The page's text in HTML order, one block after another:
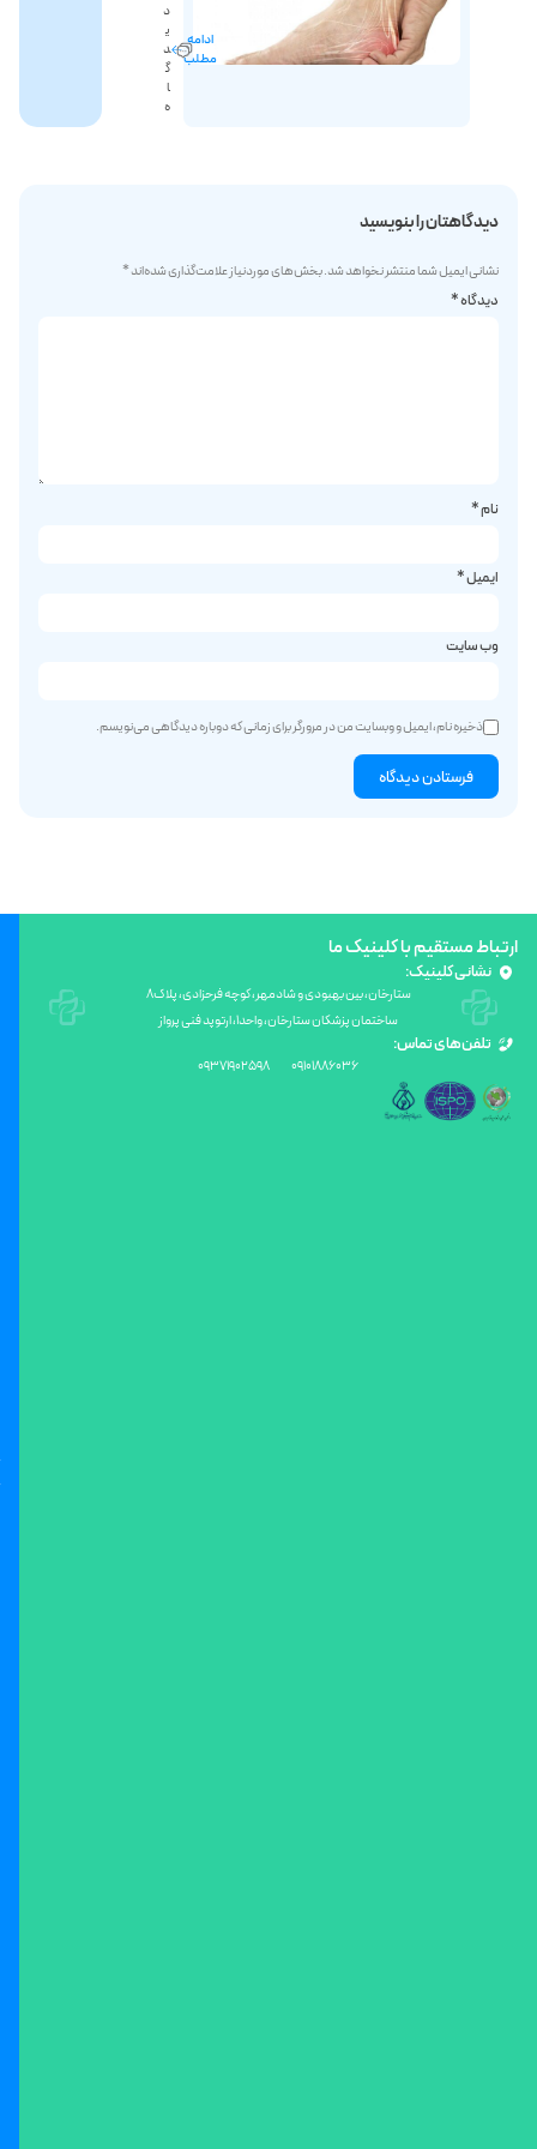
سمت
راست
ادامه
مطلب
د
ی
د
گ
ا
ه
دیدگاهتان را بنویسید
نشانی ایمیل شما منتشر نخواهد شد.بخش‌های موردنیاز علامت‌گذاری شده‌اند*
دیدگاه*
نام*
ایمیل*
وب‌ سایت
ذخیره نام، ایمیل و وبسایت من در مرورگر برای زمانی که دوباره دیدگاهی می‌نویسم.
ارتباط مستقیم با کلینیک ما
نشانی کلینیک:
ستارخان، بین بهبودی و شادمهر، کوچه فرحزادی، پلاک8
ساختمان پزشکان ستارخان، واحد۱، ارتوپد فنی پرواز
تلفن‌های تماس:
09371902598 09101886036